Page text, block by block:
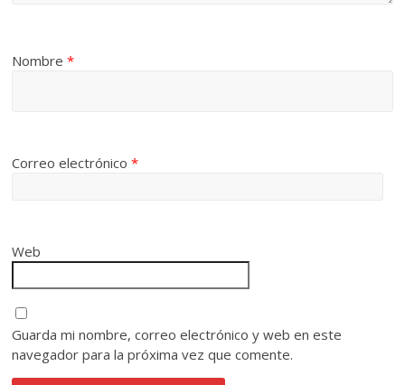
Nombre*
Correo electrónico*
Web
Guarda mi nombre, correo electrónico y web en este
navegador para la próxima vez que comente.